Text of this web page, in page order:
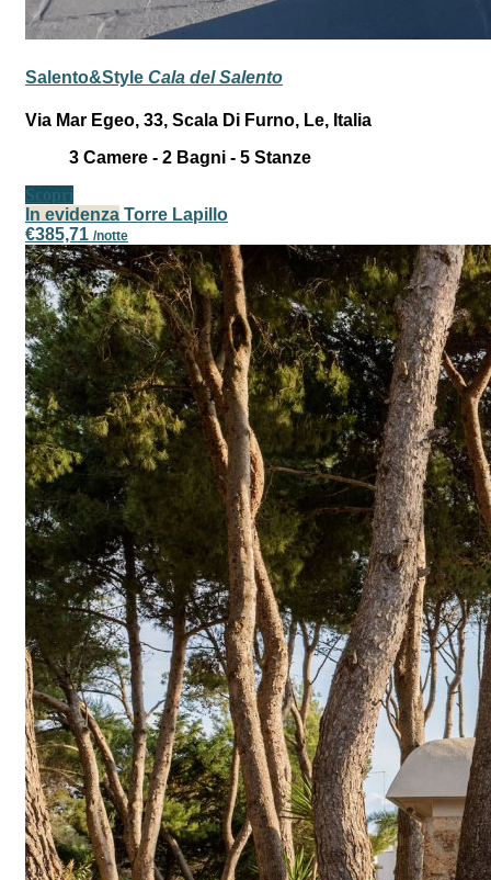
Salento&Style Cala del Salento
Via Mar Egeo, 33, Scala Di Furno, Le, Italia
3 Camere - 2 Bagni - 5 Stanze
In evidenza Torre Lapillo
€385,71 /notte